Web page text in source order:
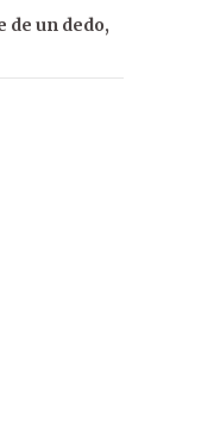
de un dedo,